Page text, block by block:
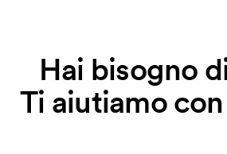
Hai bisogno
Ti aiutiamo